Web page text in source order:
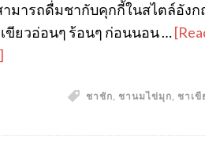
ามารถดื่มชากับคุกกี้ในสไตล์อังก
ขียวอ่อนๆ ร้อนๆ ก่อนนอน …
ชาชัก, ชานมไข่มุก, ชาเ